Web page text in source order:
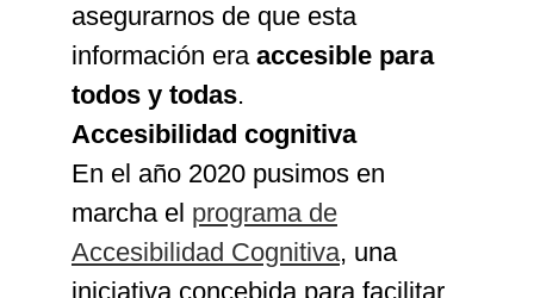
asegurarnos de que esta
información era accesible para
todos y todas.
Accesibilidad cognitiva
En el año 2020 pusimos en
marcha el programa de
Accesibilidad Cognitiva, una
iniciativa concebida para facilitar